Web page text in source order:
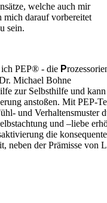
welche auch mir
mich darauf vorbereitet
sein.
ich PEP® - die P
Michael Bohne
zur Selbsthilfe und
anstoßen. Mit PEP-
und Verhaltensmuster
und –liebe
die
neben der Prämisse von